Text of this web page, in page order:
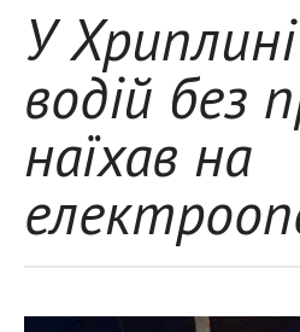
У
водій без
наїхав на